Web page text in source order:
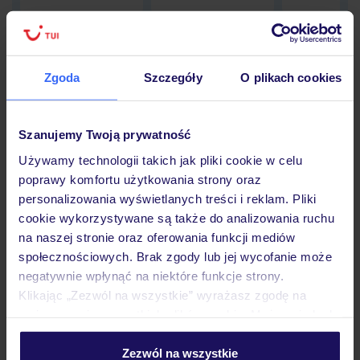
Zgoda Szczegóły O plikach cookies
Szanujemy Twoją prywatność
Używamy technologii takich jak pliki cookie w celu
poprawy komfortu użytkowania strony oraz
personalizowania wyświetlanych treści i reklam. Pliki
cookie wykorzystywane są także do analizowania ruchu
na naszej stronie oraz oferowania funkcji mediów
społecznościowych. Brak zgody lub jej wycofanie może
negatywnie wpłynąć na niektóre funkcje strony.
Klikając „Zezwól na wszystkie” wyrażasz zgodę na
personalizować swój wybór wchodząc w zakładkę
Zezwól na wszystkie
Hotel
Opinie
Pokoje
Wyżywienie
Atrakcje